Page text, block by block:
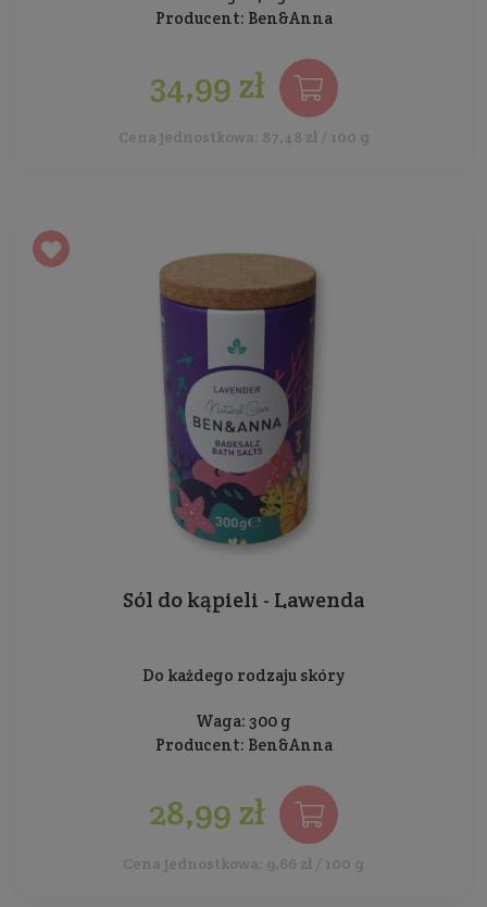
Producent: Ben&Anna
34,99 zł
Cena jednostkowa: 87,48 zł / 100 g
Sól do kąpieli - Lawenda
Do każdego rodzaju skóry
Waga: 300 g
Producent: Ben&Anna
28,99 zł
Cena jednostkowa: 9,66 zł / 100 g